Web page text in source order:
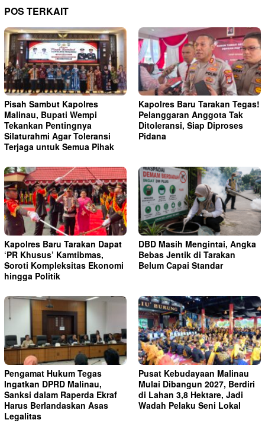
POS TERKAIT
Pisah Sambut Kapolres
Malinau, Bupati Wempi
Tekankan Pentingnya
Silaturahmi Agar Toleransi
Terjaga untuk Semua Pihak
Kapolres Baru Tarakan Tegas!
Pelanggaran Anggota Tak
Ditoleransi, Siap Diproses
Pidana
Kapolres Baru Tarakan Dapat
‘PR Khusus’ Kamtibmas,
Soroti Kompleksitas Ekonomi
hingga Politik
DBD Masih Mengintai, Angka
Bebas Jentik di Tarakan
Belum Capai Standar
Pengamat Hukum Tegas
Ingatkan DPRD Malinau,
Sanksi dalam Raperda Ekraf
Harus Berlandaskan Asas
Legalitas
Pusat Kebudayaan Malinau
Mulai Dibangun 2027, Berdiri
di Lahan 3,8 Hektare, Jadi
Wadah Pelaku Seni Lokal